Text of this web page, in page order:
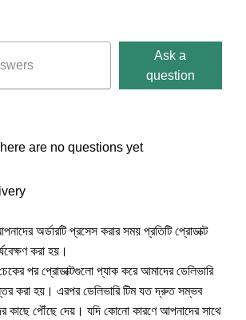
Ask a
question
are no questions yet
অর্ডারটি প্রসেস করার সময় প্রতিটি প্রোডাক্ট
করা হয়।
পর প্রোডাক্টগুলো প্যাক করে আমাদের ডেলিভারি
করা হয়। এরপর ডেলিভারি টিম যত দ্রুত সম্ভব
কাছে পৌঁছে দেয়। যদি কোনো কারণে আপনাদের সাথে